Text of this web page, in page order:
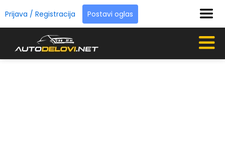
Prijava / Registracija Postavi oglas